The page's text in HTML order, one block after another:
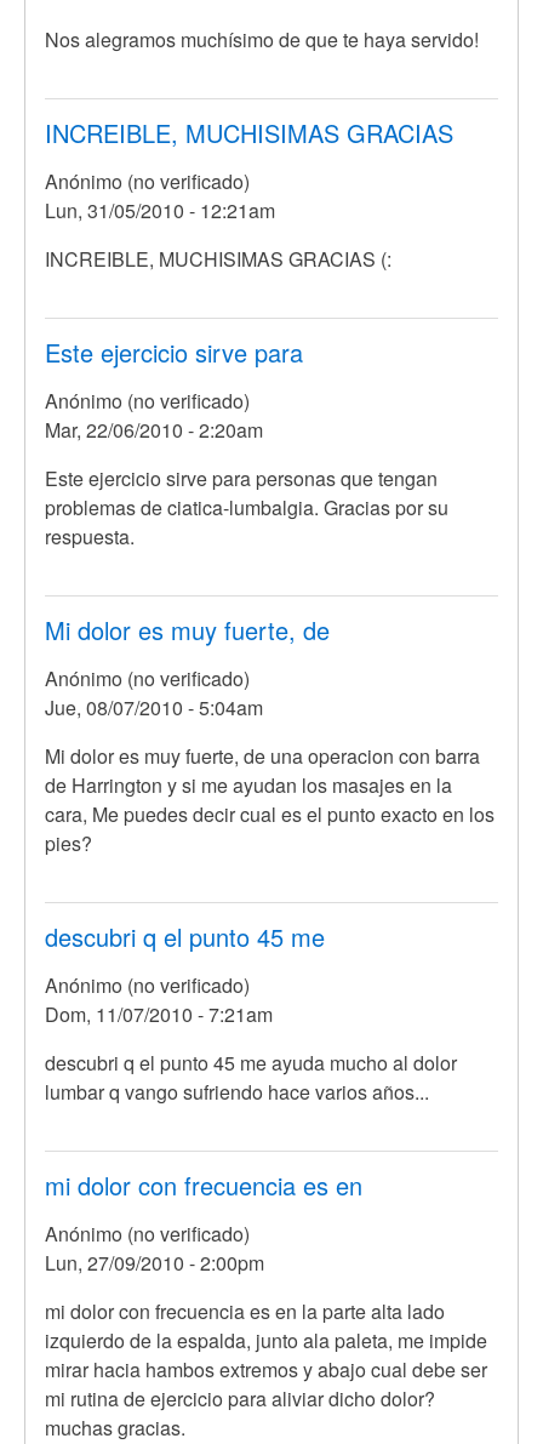
a
un
ezfuerzo
por
Anónimo
(no
Nos alegramos muchísimo de que te haya servido!
INCREIBLE, MUCHISIMAS GRACIAS
Anónimo (no verificado)
Lun, 31/05/2010 - 12:21am
INCREIBLE, MUCHISIMAS GRACIAS (:
Este ejercicio sirve para
Anónimo (no verificado)
Mar, 22/06/2010 - 2:20am
Este ejercicio sirve para personas que tengan
problemas de ciatica-lumbalgia. Gracias por su
respuesta.
Mi dolor es muy fuerte, de
Anónimo (no verificado)
Jue, 08/07/2010 - 5:04am
Mi dolor es muy fuerte, de una operacion con barra
de Harrington y si me ayudan los masajes en la
cara, Me puedes decir cual es el punto exacto en los
pies?
descubri q el punto 45 me
Anónimo (no verificado)
Dom, 11/07/2010 - 7:21am
descubri q el punto 45 me ayuda mucho al dolor
lumbar q vango sufriendo hace varios años...
mi dolor con frecuencia es en
Anónimo (no verificado)
Lun, 27/09/2010 - 2:00pm
mi dolor con frecuencia es en la parte alta lado
izquierdo de la espalda, junto ala paleta, me impide
mirar hacia hambos extremos y abajo cual debe ser
mi rutina de ejercicio para aliviar dicho dolor?
muchas gracias.